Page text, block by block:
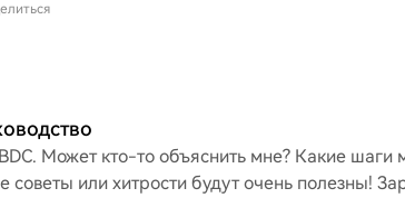
Может кто-то объяснить мне? Какие шаги
или хитрости будут очень полезны!